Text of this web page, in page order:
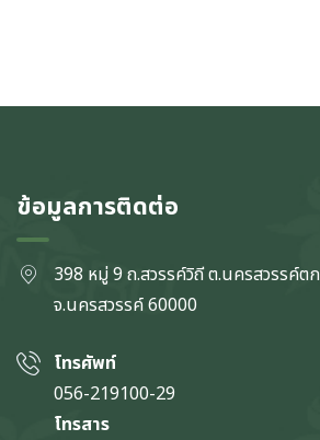
ข้อมูลการติดต่อ
398 หมู่ 9 ถ.สวรรค์วิถี ต.นครสวรรค์ตก
จ.นครสวรรค์60000
โทรศัพท์
056-219100-29
โทรสาร